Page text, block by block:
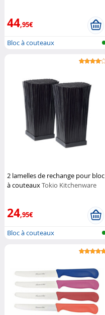
44,95€
Bloc à couteaux
2 lamelles de rechange pour bloc
à couteauxTokio Kitchenware
24,95€
Bloc à couteaux